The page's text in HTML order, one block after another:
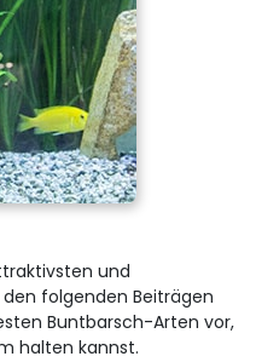
und
folgenden Beiträgen
Buntbarsch-Arten vor,
halten kannst.